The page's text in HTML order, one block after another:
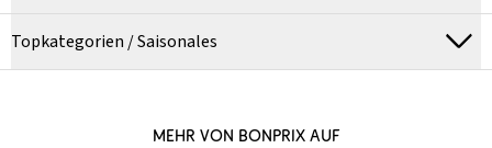
Topkategorien / Saisonales
MEHR VON BONPRIX AUF